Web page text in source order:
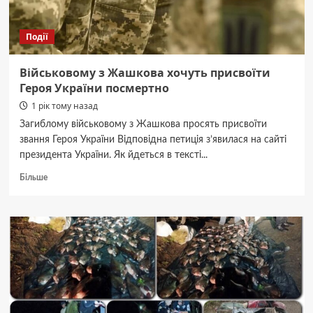
Події
Військовому з Жашкова хочуть присвоїти
Героя України посмертно
1 рік тому назад
Загиблому військовому з Жашкова просять присвоїти
звання Героя України Відповідна петиція з’явилася на сайті
президента України. Як йдеться в тексті...
БільшеДокладніше
з
Жашкова
хочуть
присвоїти
Героя
України
посмертно